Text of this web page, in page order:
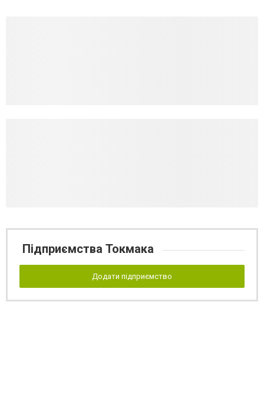
Підприємства Токмака
Додати підприємство